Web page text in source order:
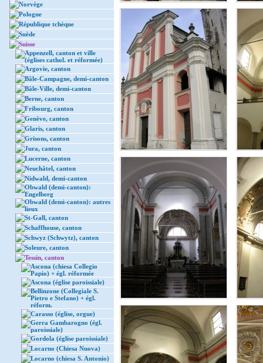
Norvège
Pologne
République tchèque
Suède
Suisse
Appenzell, canton et ville
(églises cathol. et réformée)
Argovie, canton
Bâle-Campagne, demi-canton
Bâle-Ville, demi-canton
Berne, canton
Fribourg, canton
Genève, canton
Glaris, canton
Grisons, canton
Jura, canton
Lucerne, canton
Neuchâtel, canton
Nidwald, demi-canton
Obwald (demi-canton):
Engelberg
Obwald (demi-canton): autres
lieux
St-Gall, canton
Schaffhouse, canton
Schwyz (Schwytz), canton
Soleure, canton
Tessin, canton
Ascona (chiesa Collegio
Papio) + égl. réformée
Ascona (église paroissiale)
Bellinzone (Collegiale S.
Pietro e Stefano) + égl.
réform.
Carasso (église, orgue)
Gerra Gambarogno (égl.
paroissiale)
Gordola (église paroissiale)
Locarno (Chiesa Nuova)
Locarno (chiesa S. Antonio)